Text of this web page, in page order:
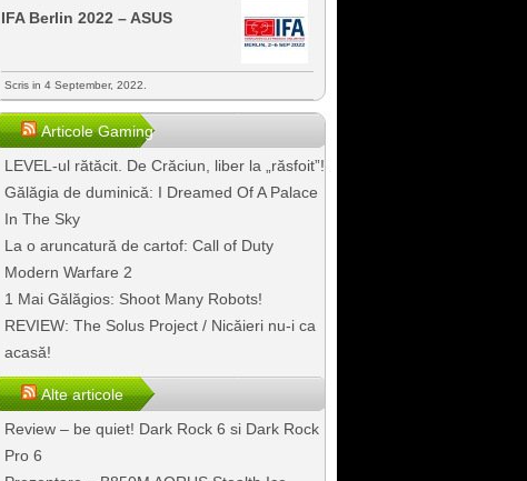
IFA Berlin 2022 – ASUS
Scris in 4 September, 2022.
Articole Gaming
LEVEL-ul rătăcit. De Crăciun, liber la „răsfoit”!
Gălăgia de duminică: I Dreamed Of A Palace
In The Sky
La o aruncatură de cartof: Call of Duty
Modern Warfare 2
1 Mai Gălăgios: Shoot Many Robots!
REVIEW: The Solus Project / Nicăieri nu-i ca
acasă!
Alte articole
Review – be quiet! Dark Rock 6 si Dark Rock
Pro 6